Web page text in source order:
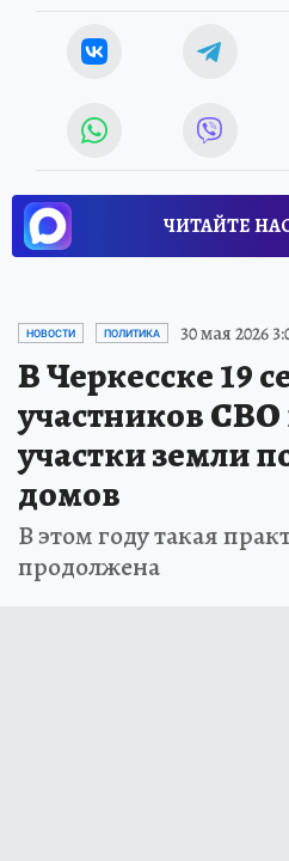
ЧИТАЙТЕ
НОВОСТИ ПОЛИТИКА 30 мая 2026
В Черкесске 19
участников
участки земли
домов
В этом году такая
продолжена